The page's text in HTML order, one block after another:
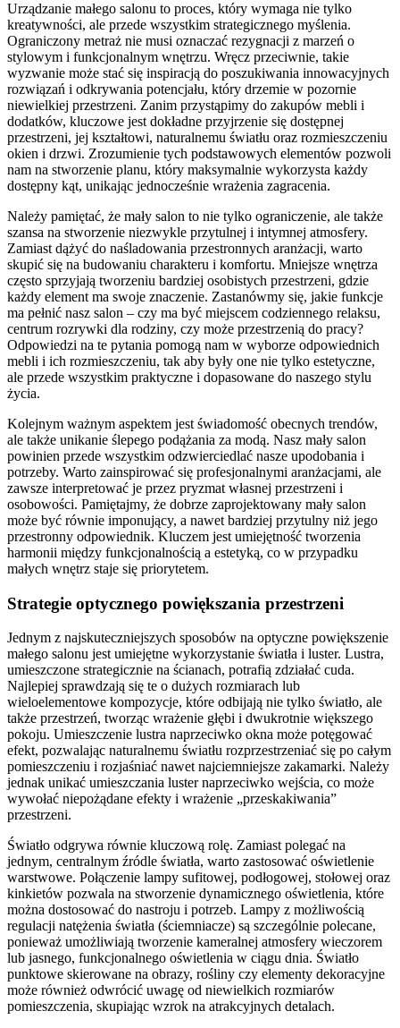
Urządzanie małego salonu to proces, który wymaga nie tylko
kreatywności, ale przede wszystkim strategicznego myślenia.
Ograniczony metraż nie musi oznaczać rezygnacji z marzeń o
stylowym i funkcjonalnym wnętrzu. Wręcz przeciwnie, takie
wyzwanie może stać się inspiracją do poszukiwania innowacyjnych
rozwiązań i odkrywania potencjału, który drzemie w pozornie
niewielkiej przestrzeni. Zanim przystąpimy do zakupów mebli i
dodatków, kluczowe jest dokładne przyjrzenie się dostępnej
przestrzeni, jej kształtowi, naturalnemu światłu oraz rozmieszczeniu
okien i drzwi. Zrozumienie tych podstawowych elementów pozwoli
nam na stworzenie planu, który maksymalnie wykorzysta każdy
dostępny kąt, unikając jednocześnie wrażenia zagracenia.
Należy pamiętać, że mały salon to nie tylko ograniczenie, ale także
szansa na stworzenie niezwykle przytulnej i intymnej atmosfery.
Zamiast dążyć do naśladowania przestronnych aranżacji, warto
skupić się na budowaniu charakteru i komfortu. Mniejsze wnętrza
często sprzyjają tworzeniu bardziej osobistych przestrzeni, gdzie
każdy element ma swoje znaczenie. Zastanówmy się, jakie funkcje
ma pełnić nasz salon – czy ma być miejscem codziennego relaksu,
centrum rozrywki dla rodziny, czy może przestrzenią do pracy?
Odpowiedzi na te pytania pomogą nam w wyborze odpowiednich
mebli i ich rozmieszczeniu, tak aby były one nie tylko estetyczne,
ale przede wszystkim praktyczne i dopasowane do naszego stylu
życia.
Kolejnym ważnym aspektem jest świadomość obecnych trendów,
ale także unikanie ślepego podążania za modą. Nasz mały salon
powinien przede wszystkim odzwierciedlać nasze upodobania i
potrzeby. Warto zainspirować się profesjonalnymi aranżacjami, ale
zawsze interpretować je przez pryzmat własnej przestrzeni i
osobowości. Pamiętajmy, że dobrze zaprojektowany mały salon
może być równie imponujący, a nawet bardziej przytulny niż jego
przestronny odpowiednik. Kluczem jest umiejętność tworzenia
harmonii między funkcjonalnością a estetyką, co w przypadku
małych wnętrz staje się priorytetem.
Strategie optycznego powiększania przestrzeni
Jednym z najskuteczniejszych sposobów na optyczne powiększenie
małego salonu jest umiejętne wykorzystanie światła i luster. Lustra,
umieszczone strategicznie na ścianach, potrafią zdziałać cuda.
Najlepiej sprawdzają się te o dużych rozmiarach lub
wieloelementowe kompozycje, które odbijają nie tylko światło, ale
także przestrzeń, tworząc wrażenie głębi i dwukrotnie większego
pokoju. Umieszczenie lustra naprzeciwko okna może potęgować
efekt, pozwalając naturalnemu światłu rozprzestrzeniać się po całym
pomieszczeniu i rozjaśniać nawet najciemniejsze zakamarki. Należy
jednak unikać umieszczania luster naprzeciwko wejścia, co może
wywołać niepożądane efekty i wrażenie „przeskakiwania”
przestrzeni.
Światło odgrywa równie kluczową rolę. Zamiast polegać na
jednym, centralnym źródle światła, warto zastosować oświetlenie
warstwowe. Połączenie lampy sufitowej, podłogowej, stołowej oraz
kinkietów pozwala na stworzenie dynamicznego oświetlenia, które
można dostosować do nastroju i potrzeb. Lampy z możliwością
regulacji natężenia światła (ściemniacze) są szczególnie polecane,
ponieważ umożliwiają tworzenie kameralnej atmosfery wieczorem
lub jasnego, funkcjonalnego oświetlenia w ciągu dnia. Światło
punktowe skierowane na obrazy, rośliny czy elementy dekoracyjne
może również odwrócić uwagę od niewielkich rozmiarów
pomieszczenia, skupiając wzrok na atrakcyjnych detalach.